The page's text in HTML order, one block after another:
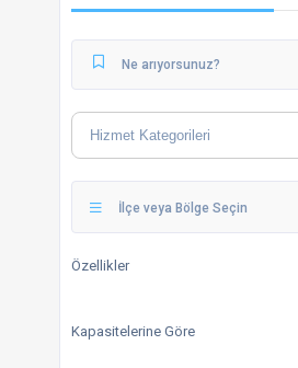
İlçe veya Bölge Seçin
Özellikler
Kapasitelerine Göre